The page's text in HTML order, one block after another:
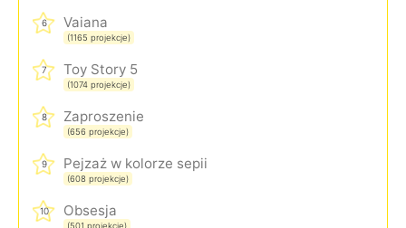
6 Vaiana
(1165 projekcje)
7 Toy Story 5
(1074 projekcje)
8 Zaproszenie
(656 projekcje)
9 Pejzaż w kolorze sepii
(608 projekcje)
10 Obsesja
(501 projekcje)